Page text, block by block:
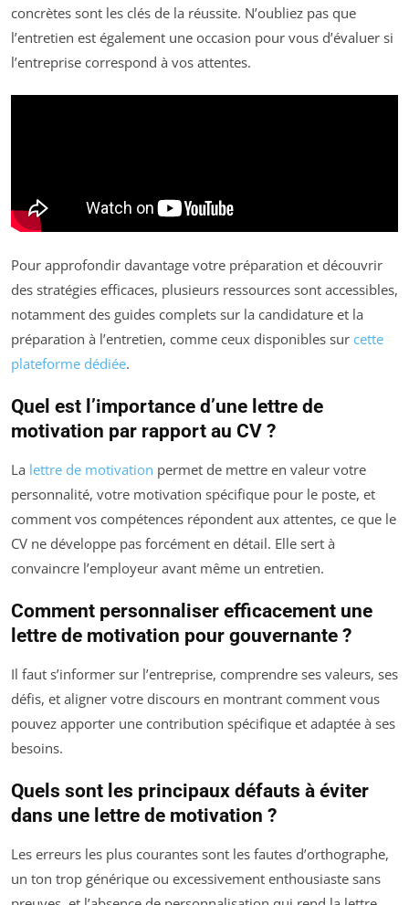
concrètes sont les clés de la réussite. N’oubliez pas que
l’entretien est également une occasion pour vous d’évaluer si
l’entreprise correspond à vos attentes.
Pour approfondir davantage votre préparation et découvrir
des stratégies efficaces, plusieurs ressources sont accessibles,
notamment des guides complets sur la candidature et la
préparation à l’entretien, comme ceux disponibles sur cette
plateforme dédiée.
Quel est l’importance d’une lettre de
motivation par rapport au CV ?
La lettre de motivation permet de mettre en valeur votre
personnalité, votre motivation spécifique pour le poste, et
comment vos compétences répondent aux attentes, ce que le
CV ne développe pas forcément en détail. Elle sert à
convaincre l’employeur avant même un entretien.
Comment personnaliser efficacement une
lettre de motivation pour gouvernante ?
Il faut s’informer sur l’entreprise, comprendre ses valeurs, ses
défis, et aligner votre discours en montrant comment vous
pouvez apporter une contribution spécifique et adaptée à ses
besoins.
Quels sont les principaux défauts à éviter
dans une lettre de motivation ?
Les erreurs les plus courantes sont les fautes d’orthographe,
un ton trop générique ou excessivement enthousiaste sans